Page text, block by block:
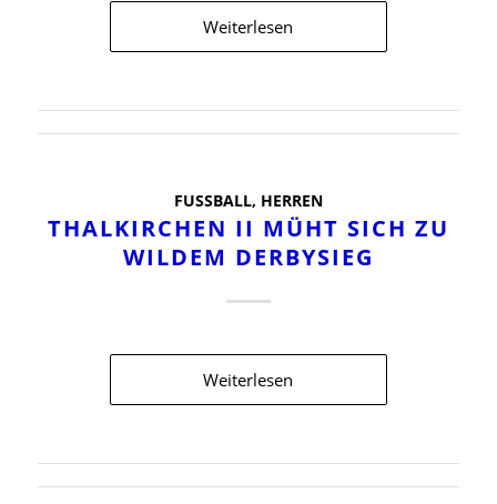
Weiterlesen
FUSSBALL , HERREN
THALKIRCHEN II MÜHT SICH ZU
WILDEM DERBYSIEG
Weiterlesen